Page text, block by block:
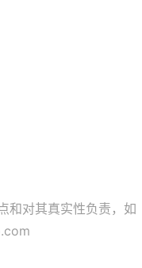
和对其真实性负责，如